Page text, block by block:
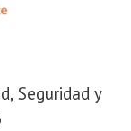
Seguridad y